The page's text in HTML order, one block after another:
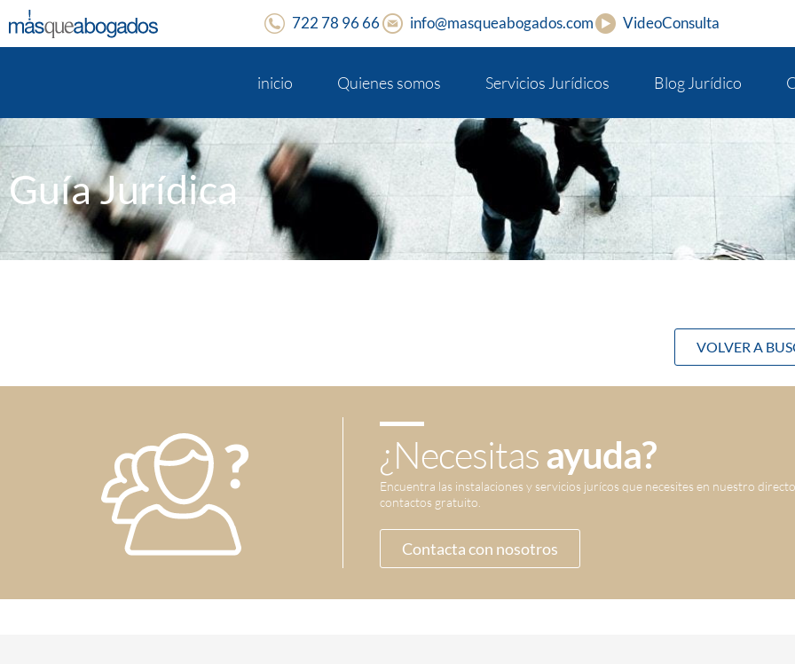
722 78 96 66 info@masqueabogados.com VideoConsulta
inicio Quienes somos Servicios Jurídicos Blog Jurídico
Guía Jurídica
VOLVER A
¿Necesitasayuda?
Encuentra las instalaciones y servicios jurícos que necesites en nuestro
contactos gratuito.
Contacta con nosotros